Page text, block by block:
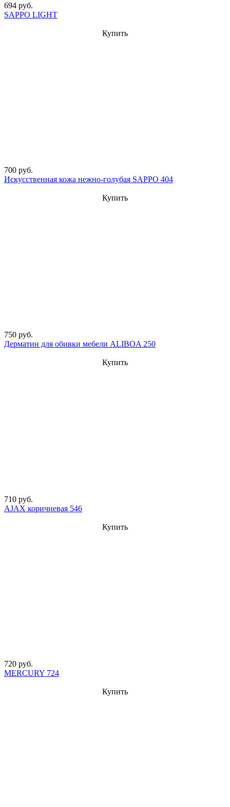
694 руб.
SAPPO LIGHT
Купить
700 руб.
Искусственная кожа нежно-голубая SAPPO 404
Купить
750 руб.
Дерматин для обивки мебели ALIBOA 250
Купить
710 руб.
AJAX коричневая 546
Купить
720 руб.
MERCURY 724
Купить